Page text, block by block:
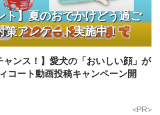
ト】夏のおでかけどう過ご
策アンケート実施中！
ャンス！】愛犬の「おいしい顔」が
コート動画投稿キャンペーン開
<PR>